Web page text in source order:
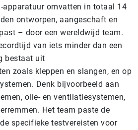
apparatuur omvatten in totaal 14
ontworpen, aangeschaft en
– door een wereldwijd team.
van iets minder dan een
bestaat uit
zoals kleppen en slangen, en op
Denk bijvoorbeeld aan
olie- en ventilatiesystemen,
Het team paste de
specifieke testvereisten voor